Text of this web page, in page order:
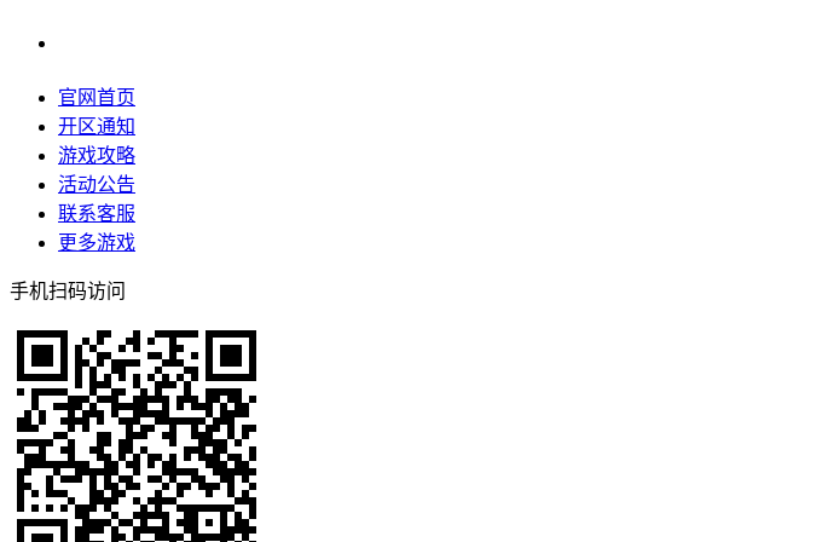
官网首页
开区通知
游戏攻略
活动公告
联系客服
更多游戏
手机扫码访问